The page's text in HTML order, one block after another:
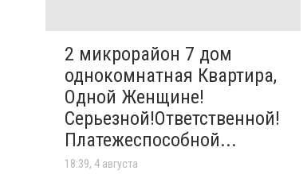
2 микрорайон 7 дом
однокомнатная Квартира,
Одной Женщине!
Серьезной!Ответственной!
Платежеспособной...
18:39, 4 августа